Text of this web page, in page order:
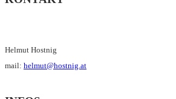
Helmut Hostnig
mail: helmut@hostnig.at